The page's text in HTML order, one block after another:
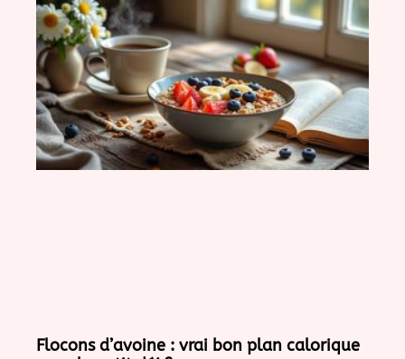
Flocons d’avoine : vrai bon plan calorique